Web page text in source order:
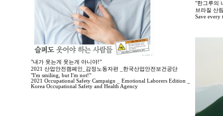
"내가 웃는게 웃는게 아니야!"
2021 산업안전캠페인_감정노동자편 _한국산업안전보건공단
"I'm smiling, but I'm not!"
2021 Occupational Safety Campaign _ Emotional Laborers Edition _
Korea Occupational Safety and Health Agency
"한그루의
브라질 산
Save every